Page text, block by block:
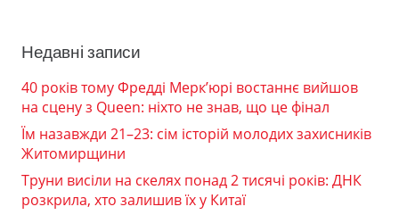
Недавні записи
40 років тому Фредді Мерк’юрі востаннє вийшов
на сцену з Queen: ніхто не знав, що це фінал
Їм назавжди 21–23: сім історій молодих захисників
Житомирщини
Труни висіли на скелях понад 2 тисячі років: ДНК
розкрила, хто залишив їх у Китаї